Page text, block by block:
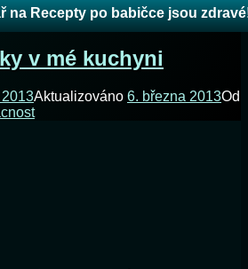
na Recepty po babičce jsou
v mé kuchyni
Aktualizováno 6. března 2013Od